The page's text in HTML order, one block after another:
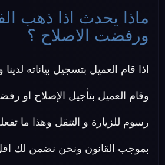
ماذا يحدث اذا ذهب
ورفضت الاصلاح ؟
اذا قام العميل بتسجيل بياناته
وقام العميل بتأجيل الإصلاح او
رسوم للزيارة و التنقل وهذا ما
بموجب القانون ونحن نضمن لك